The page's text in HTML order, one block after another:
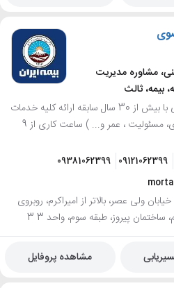
مشاوره مدیریت
بیمه، ثالث
بیمه ایران - نمایندگی مرتضوی با بیش از 30 سال سابقه ارائه کلیه خدمات
بیمه ایران ( ثالث، بدنه، آتش سوزی، مسئولیت ، عمر و... ) ساعت کاری از 9
09121062399
09381062399
انقلاب، خیابان ولی عصر، بالاتر از امیراکرم، روبروی
پیروز، طبقه سوم، واحد 3 3
مشاهده پروفایل